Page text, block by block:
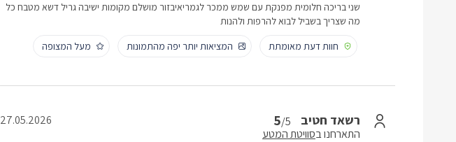
שני בריכה חלומית מפנקת עם שמש ממכר לגמריאיבזור מושלם מקומות ישיבה גריל דשא מטבח כל
מה שצריך בשביל לבוא להרפות ולהנות
חוות דעת מאומתת
המציאות יותר יפה מהתמונות מעל המצופה
רשאד חטיב 5/5
התארחנו בסוויטת המטע
27.05.2026